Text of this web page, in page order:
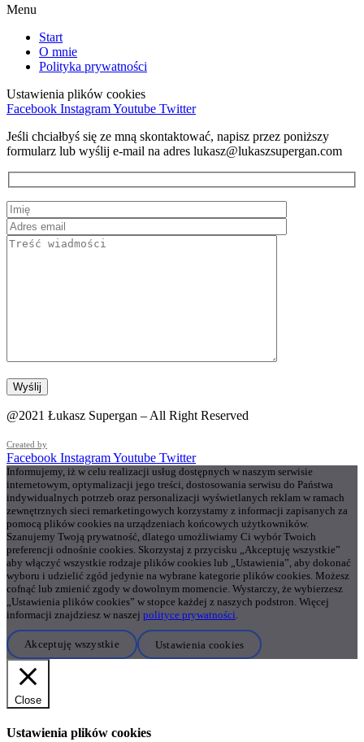
Menu
Start
O mnie
Polityka prywatności
Ustawienia plików cookies
Facebook InstagramYoutube Twitter
Jeśli chciałbyś się ze mną skontaktować, napisz przez poniższy
formularz lub wyślij e-mail na adres lukasz@lukaszsupergan.com
@2021 Łukasz Supergan – All Right Reserved
Created by
Facebook InstagramYoutube Twitter
Informujemy, iż w celu realizacji usług dostępnych w naszym serwisie
internetowym, optymalizacji jego treści, dostosowania serwisu do Państwa
indywidualnych potrzeb oraz personalizacji wyświetlanych reklam w ramach
zewnętrznych sieci remarketingowych korzystamy z informacji zapisanych za
pomocą plików cookies na urządzeniach końcowych użytkowników.
Szanujemy Twoją prywatność, dlatego umożliwiamy Ci wybór Twoich
preferencji odnośnie cookies. Skorzystaj z przycisku „Akceptuję wszystkie”
aby włączyć wszystkie rodzaje plików cookies lub „Ustawienia”, aby dokonać
wyboru i udzielić zgód jedynie na wybrane kategorie plików cookies. Możesz
cofnąć lub zmienić zgody w dowolnym momencie. Wystarczy, że wybierzesz
„Ustawienia plików cookies” w stopce każdej z naszych podstron. Więcej
informacji znajdziesz w naszej polityce prywatności
Akceptuję wszystkie Ustawienia cookies
Close
Ustawienia plików cookies